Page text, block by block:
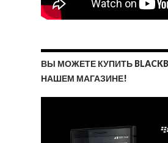
ВЫ МОЖЕТЕ КУПИТЬ
НАШЕМ МАГАЗИНЕ!